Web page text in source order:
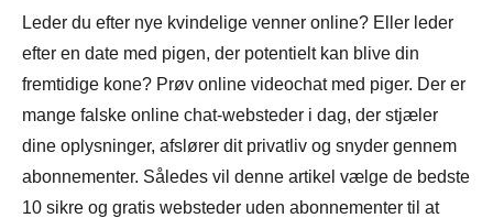
Leder du efter nye kvindelige venner online? Eller leder
efter en date med pigen, der potentielt kan blive din
fremtidige kone? Prøv online videochat med piger. Der er
mange falske online chat-websteder i dag, der stjæler
dine oplysninger, afslører dit privatliv og snyder gennem
abonnementer. Således vil denne artikel vælge de bedste
10 sikre og gratis websteder uden abonnementer til at